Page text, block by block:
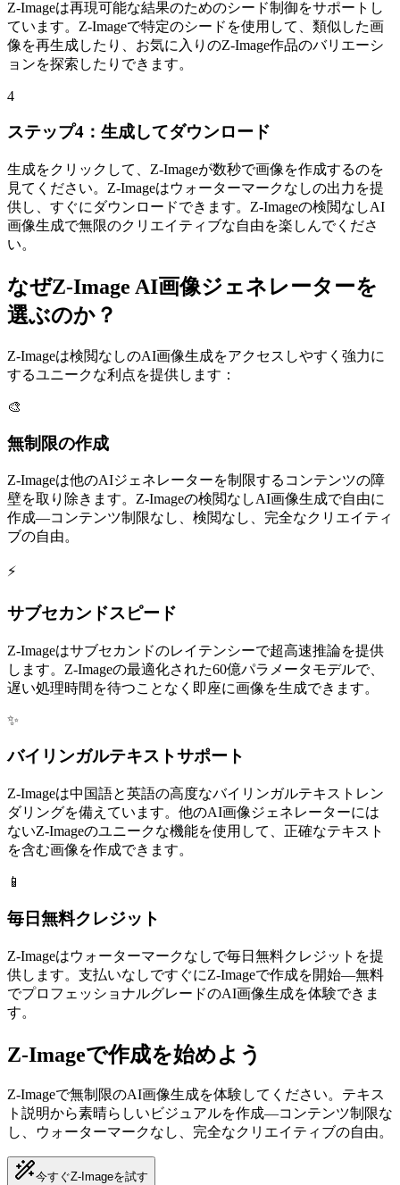
Z-Imageは再現可能な結果のためのシード制御をサポートし
ています。Z-Imageで特定のシードを使用して、類似した画
像を再生成したり、お気に入りのZ-Image作品のバリエーシ
ョンを探索したりできます。
4
ステップ4：生成してダウンロード
生成をクリックして、Z-Imageが数秒で画像を作成するのを
見てください。Z-Imageはウォーターマークなしの出力を提
供し、すぐにダウンロードできます。Z-Imageの検閲なしAI
画像生成で無限のクリエイティブな自由を楽しんでくださ
い。
なぜZ-Image AI画像ジェネレーターを
選ぶのか？
Z-Imageは検閲なしのAI画像生成をアクセスしやすく強力に
するユニークな利点を提供します：
🎨
無制限の作成
Z-Imageは他のAIジェネレーターを制限するコンテンツの障
壁を取り除きます。Z-Imageの検閲なしAI画像生成で自由に
作成—コンテンツ制限なし、検閲なし、完全なクリエイティ
ブの自由。
⚡
サブセカンドスピード
Z-Imageはサブセカンドのレイテンシーで超高速推論を提供
します。Z-Imageの最適化された60億パラメータモデルで、
遅い処理時間を待つことなく即座に画像を生成できます。
✨
バイリンガルテキストサポート
Z-Imageは中国語と英語の高度なバイリンガルテキストレン
ダリングを備えています。他のAI画像ジェネレーターには
ないZ-Imageのユニークな機能を使用して、正確なテキスト
を含む画像を作成できます。
📱
毎日無料クレジット
Z-Imageはウォーターマークなしで毎日無料クレジットを提
供します。支払いなしですぐにZ-Imageで作成を開始—無料
でプロフェッショナルグレードのAI画像生成を体験できま
す。
Z-Imageで作成を始めよう
Z-Imageで無制限のAI画像生成を体験してください。テキス
ト説明から素晴らしいビジュアルを作成—コンテンツ制限な
し、ウォーターマークなし、完全なクリエイティブの自由。
今すぐZ-Imageを試す